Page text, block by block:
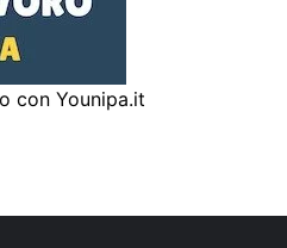
con Younipa.it